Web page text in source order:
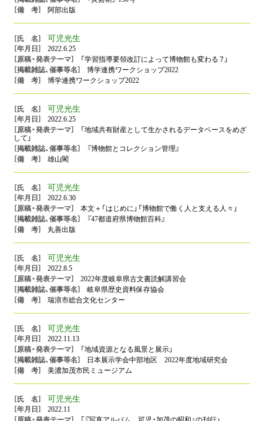
阿部出版
可児光生
2022.6.25
「学習指導要領改訂によって博物館も変わる？」
博学連携ワークショップ2022
博学連携ワークショップ2022
可児光生
2022.6.25
「地域共有財産として生かされるデータベースをめざ
して」
『博物館とコレクション管理』
雄山閣
可児光生
2022.6.30
本文＋「はじめに」「博物館で働く人と支える人々」
『47都道府県博物館百科』
丸善出版
可児光生
2022.8.5
2022年度岐阜県古文書読解講習会
岐阜県歴史資料保存協会
瑞浪市総合文化センター
可児光生
2022.11.13
「地域資源となる風景と展示」
日本展示学会中部地区 2022年度地域研究会
美濃加茂市民ミュージアム
可児光生
2022.11